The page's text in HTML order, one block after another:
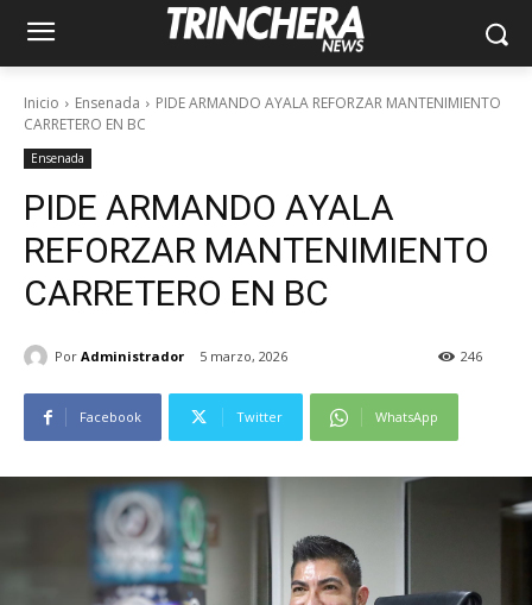
Inicio Ensenada
PIDE ARMANDO AYALA REFORZAR MANTENIMIENTO
CARRETERO EN BC
Ensenada
PIDE ARMANDO AYALA
REFORZAR MANTENIMIENTO
CARRETERO EN BC
Por Administrador 5 marzo, 2026 246
Facebook Twitter WhatsApp